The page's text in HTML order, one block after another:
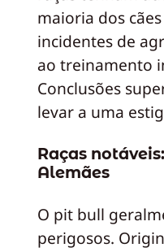
maioria dos
incidentes de
ao treinamento
Conclusões
levar a uma
Raças
Alemães
O pit bull
perigosos.